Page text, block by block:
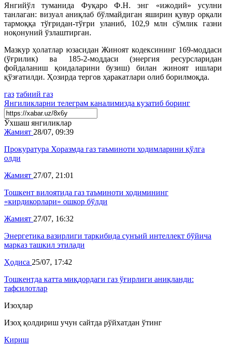
​Янгийўл туманида Фуқаро Ф.Н. энг «ижодий» усулни
танлаган: визуал аниқлаб бўлмайдиган яширин қувур орқали
тармоққа тўғридан-тўғри уланиб, 102,9 млн сўмлик газни
ноқонуний ўзлаштирган.
​Мазкур ҳолатлар юзасидан Жиноят кодексининг 169-моддаси
(ўғрилик) ва 185-2-моддаси (энергия ресурсларидан
фойдаланиш қоидаларини бузиш) билан жиноят ишлари
қўзғатилди. Ҳозирда тергов ҳаракатлари олиб борилмоқда.
газ табиий газ
Янгиликларни телеграм каналимизда кузатиб боринг
Ўхшаш янгиликлар
Жамият 28/07, 09:39
Прокуратура Хоразмда газ таъминоти ходимларини қўлга
олди
Жамият 27/07, 21:01
Тошкент вилоятида газ таъминоти ходимининг
«кирдикорлари» ошкор бўлди
Жамият 27/07, 16:32
Энергетика вазирлиги таркибида сунъий интеллект бўйича
марказ ташкил этилади
Ҳодиса 25/07, 17:42
Тошкентда катта миқдордаги газ ўғирлиги аниқланди:
тафсилотлар
Изоҳлар
Изоҳ қолдириш учун сайтда рўйхатдан ўтинг
Кириш